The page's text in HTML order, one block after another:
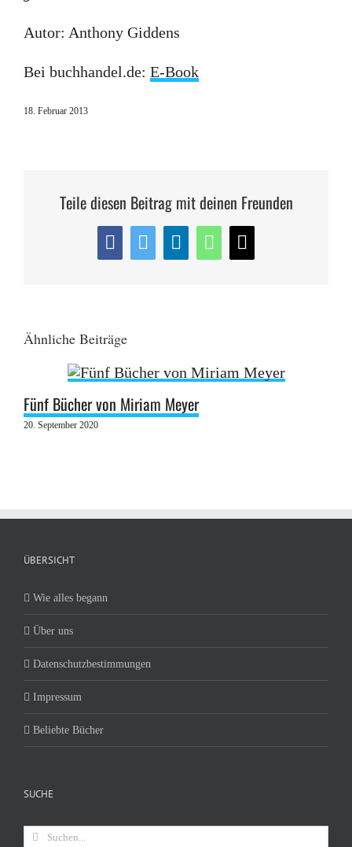
Autor: Anthony Giddens
Bei buchhandel.de: E-Book
18. Februar 2013
Teile diesen Beitrag mit deinen Freunden
Facebook
TwitterLinkedIn
WhatsApp
E-
Ähnliche Beiträge
Fünf Bücher von Miriam Meyer
20. September 2020
ÜBERSICHT
Wie alles begann
Über uns
Datenschutzbestimmungen
Impressum
Beliebte Bücher
SUCHE
Suche